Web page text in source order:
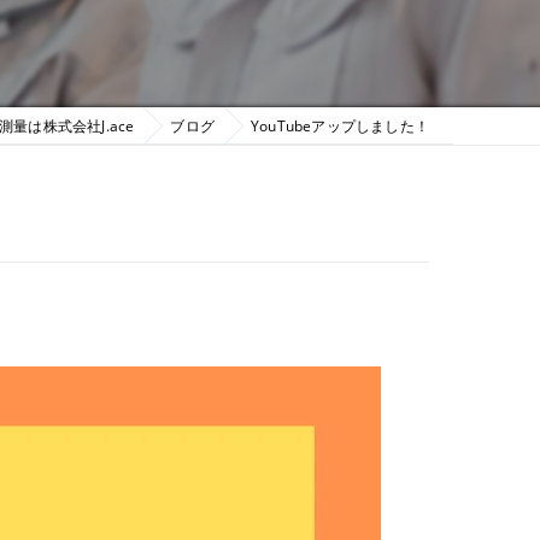
量は株式会社J.ace ブログ YouTubeアップしました！